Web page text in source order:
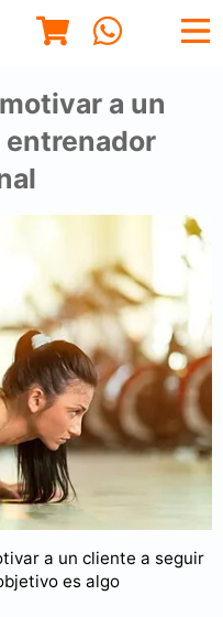
a un
a un cliente a seguir
es algo